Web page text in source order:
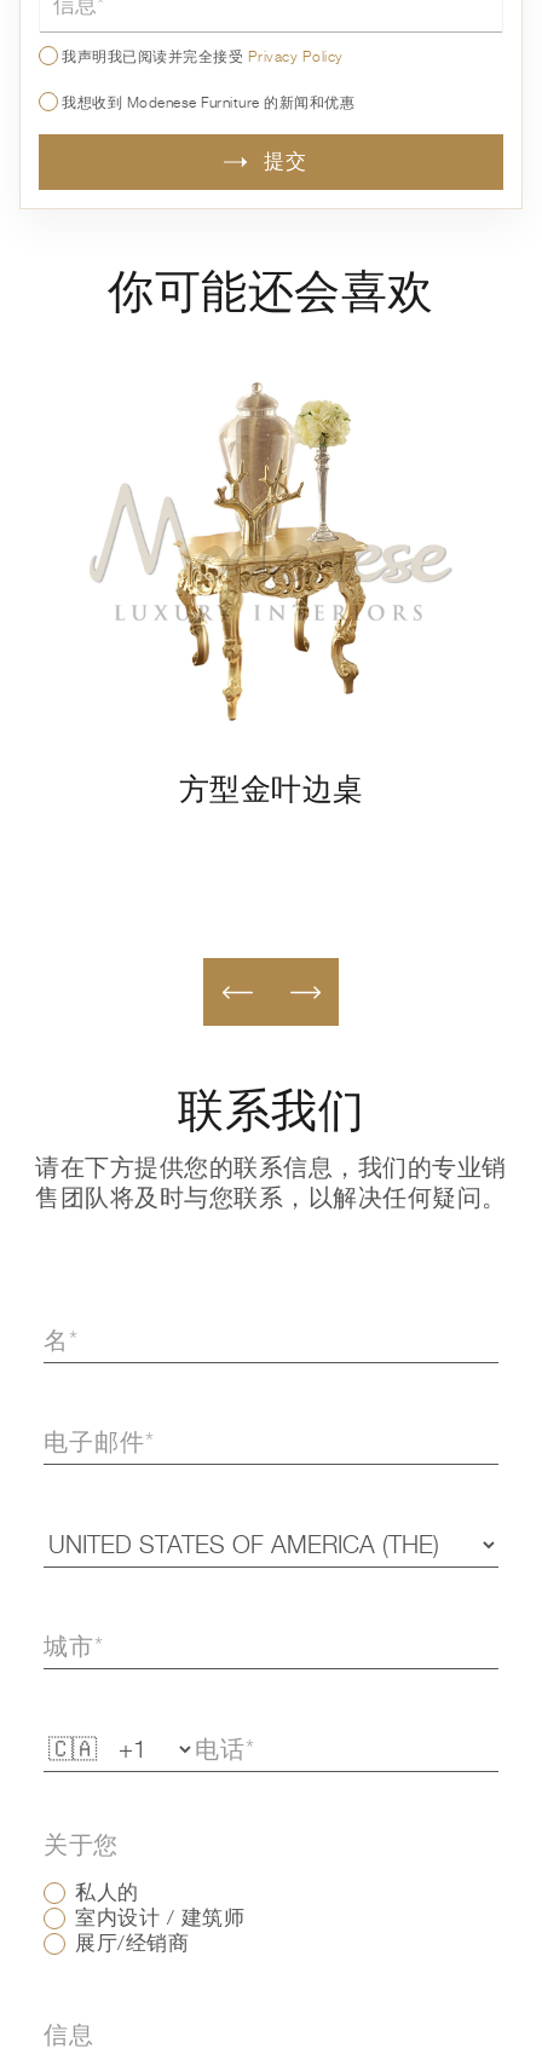
我声明我已阅读并完全接受 Privacy Policy
我想收到 Modenese Furniture 的新闻和优惠
提交
你可能还会喜欢
方型金叶边桌
联系我们
请在下方提供您的联系信息，我们的专业销
售团队将及时与您联系，以解决任何疑问。
关于您
私人的
室内设计 / 建筑师
展厅/经销商